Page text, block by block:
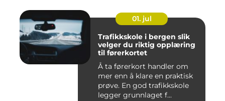
01. jul
Trafikkskole i bergen slik
velger du riktig opplæring
til førerkortet
Å ta førerkort handler om
mer enn å klare en praktisk
prøve. En god trafikkskole
legger grunnlaget f...